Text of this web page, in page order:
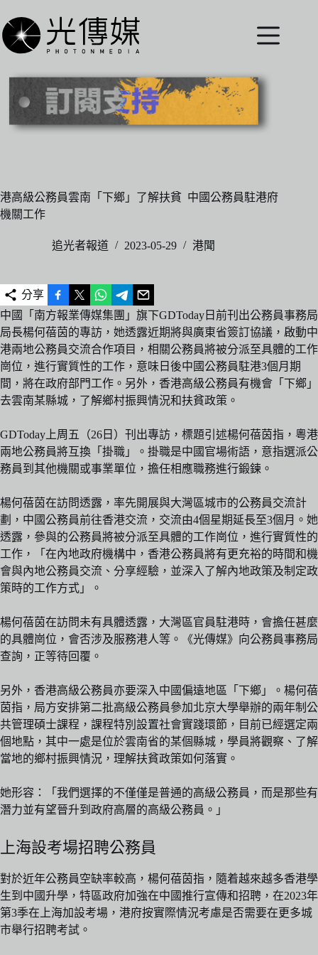
至
主
內
港高級公務員雲南「下鄉」了解扶貧 中國公務員駐港府
機關工作
追光者報道 2023-05-29 港聞
分享
中國「南方報業傳媒集團」旗下GDToday日前刊出公務員事務局
局長楊何蓓茵的專訪，她透露近期將與廣東省簽訂協議，啟動中
港兩地公務員交流合作項目，相關公務員將被分派至具體的工作
崗位，進行實質性的工作，意味日後中國公務員駐港3個月期
間，將在政府部門工作。另外，香港高級公務員有機會「下鄉」
去雲南某縣城，了解鄉村振興情況和扶貧政策。
GDToday上周五（26日）刊出專訪，標題引述楊何蓓茵指，粵港
兩地公務員將互換「掛職」。掛職是中國官場術語，意指選派公
務員到其他機關或事業單位，擔任相應職務進行鍛鍊。
楊何蓓茵在訪問透露，率先開展與大灣區城市的公務員交流計
劃，中國公務員前往香港交流，交流由4個星期延長至3個月。她
透露，參與的公務員將被分派至具體的工作崗位，進行實質性的
工作，「在內地政府機構中，香港公務員將有更充裕的時間和機
會與內地公務員交流、分享經驗，並深入了解內地政策及制定政
策時的工作方式」。
楊何蓓茵在訪問未有具體透露，大灣區官員駐港時，會擔任甚麼
的具體崗位，會否涉及服務港人等。《光傳媒》向公務員事務局
查詢，正等待回覆。
另外，香港高級公務員亦要深入中國偏遠地區「下鄉」。楊何蓓
茵指，局方安排第二批高級公務員參加北京大學舉辦的兩年制公
共管理碩士課程，課程特別設置社會實踐環節，目前已經選定兩
個地點，其中一處是位於雲南省的某個縣城，學員將觀察、了解
當地的鄉村振興情況，理解扶貧政策如何落實。
她形容：「我們選擇的不僅僅是普通的高級公務員，而是那些有
潛力並有望晉升到政府高層的高級公務員。」
上海設考場招聘公務員
對於近年公務員空缺率較高，楊何蓓茵指，隨着越來越多香港學
生到中國升學，特區政府加強在中國推行宣傳和招聘，在2023年
第3季在上海加設考場，港府按實際情況考慮是否需要在更多城
市舉行招聘考試。